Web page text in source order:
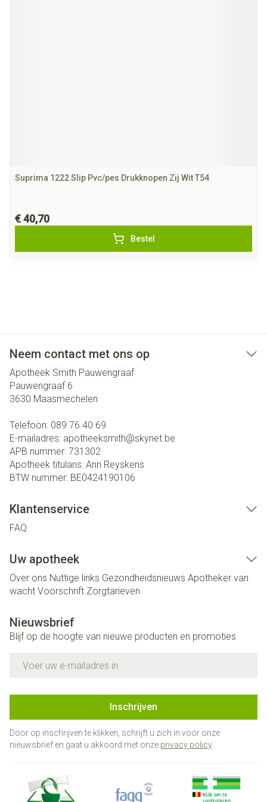
Suprima 1222 Slip Pvc/pes Drukknopen Zij Wit T54
€ 40,70
Bestel
Neem contact met ons op
Apotheek Smith Pauwengraaf
Pauwengraaf 6
3630 Maasmechelen
Telefoon: 089 76 40 69
E-mailadres: apotheeksmith@skynet.be
APB nummer: 731302
Apotheek titularis: Ann Reyskens
BTW nummer: BE0424190106
Klantenservice
FAQ
Uw apotheek
Over ons Nuttige links Gezondheidsnieuws Apotheker van
wacht Voorschrift Zorgtarieven
Nieuwsbrief
Blijf op de hoogte van nieuwe producten en promoties
Inschrijven
Door op inschrijven te klikken, schrijft u zich in voor onze
nieuwsbrief en gaat u akkoord met onze privacy policy.